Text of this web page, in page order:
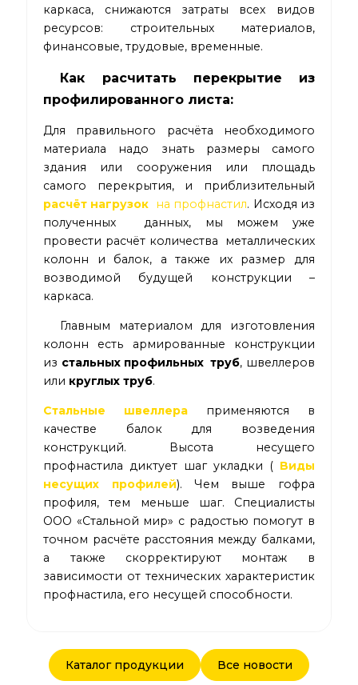
каркаса, снижаются затраты всех видов
ресурсов: строительных материалов,
финансовые, трудовые, временные.
Как расчитать перекрытие из
профилированного листа:
Для правильного расчёта необходимого
материала надо знать размеры самого
здания или сооружения или площадь
самого перекрытия, и приблизительный
расчёт нагрузок на профнастил. Исходя из
полученных данных, мы можем уже
провести расчёт количества металлических
колонн и балок, а также их размер для
возводимой будущей конструкции –
каркаса.
Главным материалом для изготовления
колонн есть армированные конструкции
из стальных профильных труб, швеллеров
или круглых труб.
Стальные швеллера применяются в
качестве балок для возведения
конструкций. Высота несущего
профнастила диктует шаг укладки ( Виды
несущих профилей). Чем выше гофра
профиля, тем меньше шаг. Специалисты
ООО «Стальной мир» с радостью помогут в
точном расчёте расстояния между балками,
а также скорректируют монтаж в
зависимости от технических характеристик
профнастила, его несущей способности.
Каталог продукции Все новости